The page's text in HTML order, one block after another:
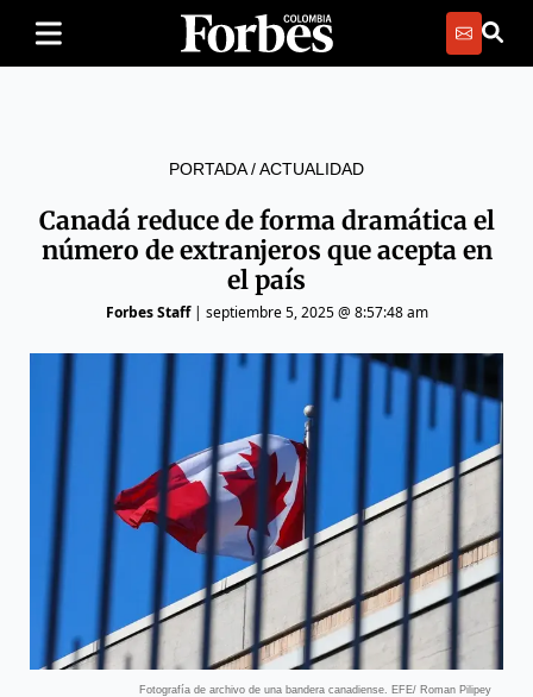
PORTADA/ACTUALIDAD
Canadá reduce de forma dramática el
número de extranjeros que acepta en
el país
Forbes Staff| septiembre 5, 2025 @ 8:57:48 am
Fotografía de archivo de una bandera canadiense. EFE/ Roman Pilipey